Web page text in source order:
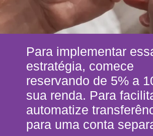
Para implementar
estratégia, comece
reservando de 5% a
sua renda. Para
automatize
para uma conta